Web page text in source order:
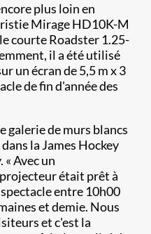
plus loin en
Mirage HD10K-M
courte Roadster 1.25-
il a été utilisé
un écran de 5,5 m x 3
de fin d'année des
galerie de murs blancs
la James Hockey
Avec un
était prêt à
entre 10h00
et demie. Nous
et c'est la